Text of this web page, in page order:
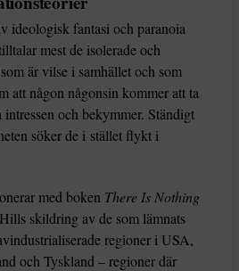
ideologisk fantasi och paranoia
mest de isolerade och
är vilse i samhället och som
att någon någonsin kommer att ta
och bekymmer. Ständigt
söker de i stället flykt i
med boken There Is Nothing
skildring av de som lämnats
regioner i USA,
och Tyskland – regioner där